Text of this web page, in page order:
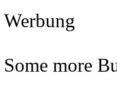
Werbung
Some more